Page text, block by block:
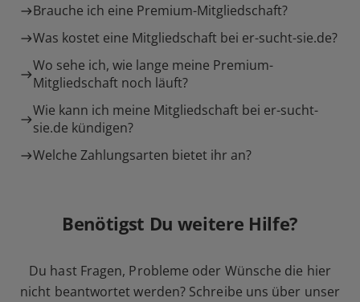
Brauche ich eine Premium-Mitgliedschaft?
Was kostet eine Mitgliedschaft bei er-sucht-sie.de?
Wo sehe ich, wie lange meine Premium-
Mitgliedschaft noch läuft?
Wie kann ich meine Mitgliedschaft bei er-sucht-
sie.de kündigen?
Welche Zahlungsarten bietet ihr an?
Benötigst Du weitere Hilfe?
Du hast Fragen, Probleme oder Wünsche die hier
nicht beantwortet werden? Schreibe uns über unser